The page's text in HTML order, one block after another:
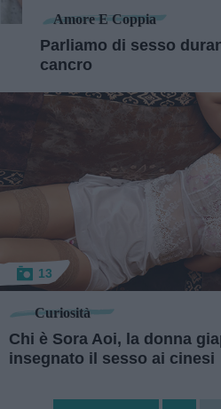
Amore E Coppia
Parliamo di sesso
cancro
13
Curiosità
Chi è Sora Aoi, la donna
insegnato il sesso ai cinesi